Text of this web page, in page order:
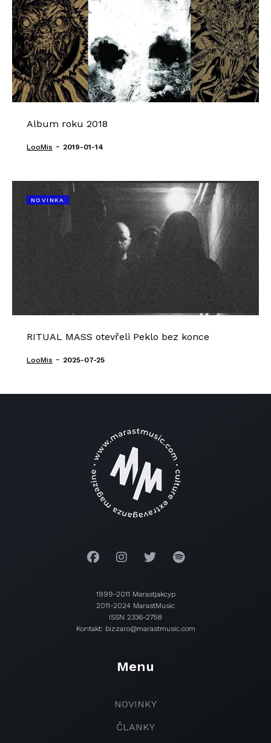
Album roku 2018
LooMis - 2019-01-14
NOVINKA
RITUAL MASS otevřeli Peklo bez konce
LooMis - 2025-07-25
1999-2011 Marastjakcyp
2011-2024 MarastMusic
ISSN 2336-2758
Kontakt: bizzaro@marastmusic.com
Menu
NOVINKY
ČLANKY